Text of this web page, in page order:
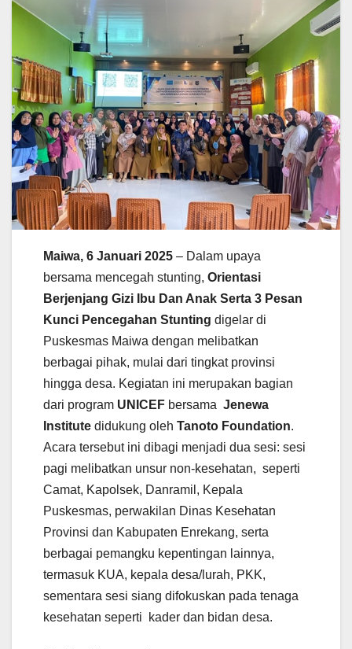
Maiwa, 6 Januari 2025 – Dalam upaya
bersama mencegah stunting, Orientasi
Berjenjang Gizi Ibu Dan Anak Serta 3 Pesan
Kunci Pencegahan Stunting digelar di
Puskesmas Maiwa dengan melibatkan
berbagai pihak, mulai dari tingkat provinsi
hingga desa. Kegiatan ini merupakan bagian
dari program UNICEF bersama Jenewa
Institute didukung oleh Tanoto Foundation.
Acara tersebut ini dibagi menjadi dua sesi: sesi
pagi melibatkan unsur non-kesehatan, seperti
Camat, Kapolsek, Danramil, Kepala
Puskesmas, perwakilan Dinas Kesehatan
Provinsi dan Kabupaten Enrekang, serta
berbagai pemangku kepentingan lainnya,
termasuk KUA, kepala desa/lurah, PKK,
sementara sesi siang difokuskan pada tenaga
kesehatan seperti kader dan bidan desa.